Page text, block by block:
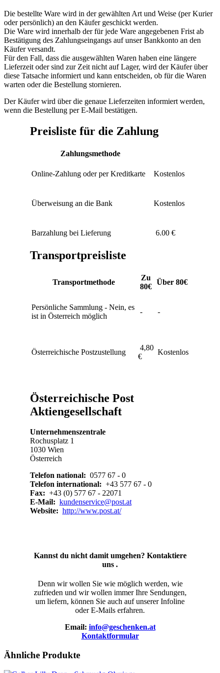
Die bestellte Ware wird in der gewählten Art und Weise (per Kurier
oder persönlich) an den Käufer geschickt werden.
Die Ware wird innerhalb der für jede Ware angegebenen Frist ab
Bestätigung des Zahlungseingangs auf unser Bankkonto an den
Käufer versandt.
Für den Fall, dass die ausgewählten Waren haben eine längere
Lieferzeit oder sind zur Zeit nicht auf Lager, wird der Käufer über
diese Tatsache informiert und kann entscheiden, ob für die Waren
warten oder die Bestellung stornieren.
Der Käufer wird über die genaue Lieferzeiten informiert werden,
wenn die Bestellung per E-Mail bestätigen.
Preisliste für die Zahlung
Zahlungsmethode
Online-Zahlung oder per Kreditkarte Kostenlos
Überweisung an die Bank Kostenlos
Barzahlung bei Lieferung 6.00 €
Transportpreisliste
Transportmethode
Zu
80€
Über 80€
Persönliche Sammlung - Nein, es
ist in Österreich möglich
- -
Österreichische Postzustellung
4,80
€
Kostenlos
Österreichische Post
Aktiengesellschaft
Unternehmenszentrale
Rochusplatz 1
1030 Wien
Österreich
Telefon national: 0577 67 - 0
Telefon international: +43 577 67 - 0
Fax: +43 (0) 577 67 - 22071
E-Mail: kundenservice@post.at
Website: http://www.post.at/
Kannst du nicht damit umgehen? Kontaktiere
uns .
Denn wir wollen Sie wie möglich werden, wie
zufrieden und wir wollen immer Ihre Sendungen,
um liefern, können Sie auch auf unserer Infoline
oder E-Mails erfahren.
Email: info@geschenken.at
Kontaktformular
Ähnliche Produkte